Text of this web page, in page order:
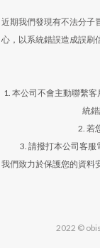
近期我們發現有不法分子
心，以系統錯誤造成誤刷
1. 本公司不會主動聯繫
統
2. 若
3. 請撥打本公司客服
我們致力於保護您的資料
2022 © obis